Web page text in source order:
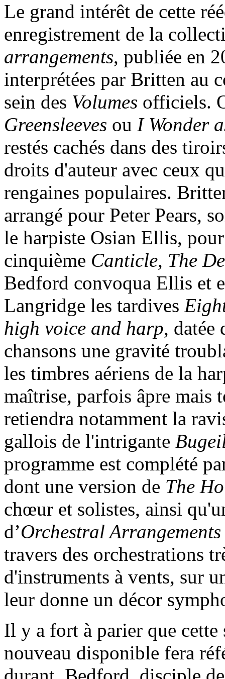
Le grand intérêt de cette
enregistrement de la
arrangements, publiée en
interprétées par Britten au
sein des Volumes officiels.
Greensleeves ou I Wonder
restés cachés dans des
droits d'auteur avec ceux
rengaines populaires.
arrangé pour Peter Pears,
le harpiste Osian Ellis,
cinquième Canticle, The
Bedford convoqua Ellis et
Langridge les tardives
high voice and harp, datée
chansons une gravité
les timbres aériens de la
maîtrise, parfois âpre mais
retiendra notamment la
gallois de l'intrigante
programme est complété
dont une version de The
chœur et solistes, ainsi
d’Orchestral Arrangements
travers des orchestrations
d'instruments à vents, sur
leur donne un décor
Il y a fort à parier que cette
nouveau disponible fera